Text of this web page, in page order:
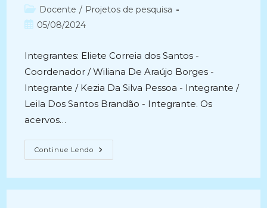
do
post:
Categoria
do
Docente / Projetos de pesquisa
Post05/08/2024
Integrantes: Eliete Correia dos Santos -
Coordenador / Wiliana De Araújo Borges -
Integrante / Kezia Da Silva Pessoa - Integrante /
Leila Dos Santos Brandão - Integrante. Os
acervos…
Continue Lendo AÇÕES
EDUCATIVO-
LUSÓFONOS: